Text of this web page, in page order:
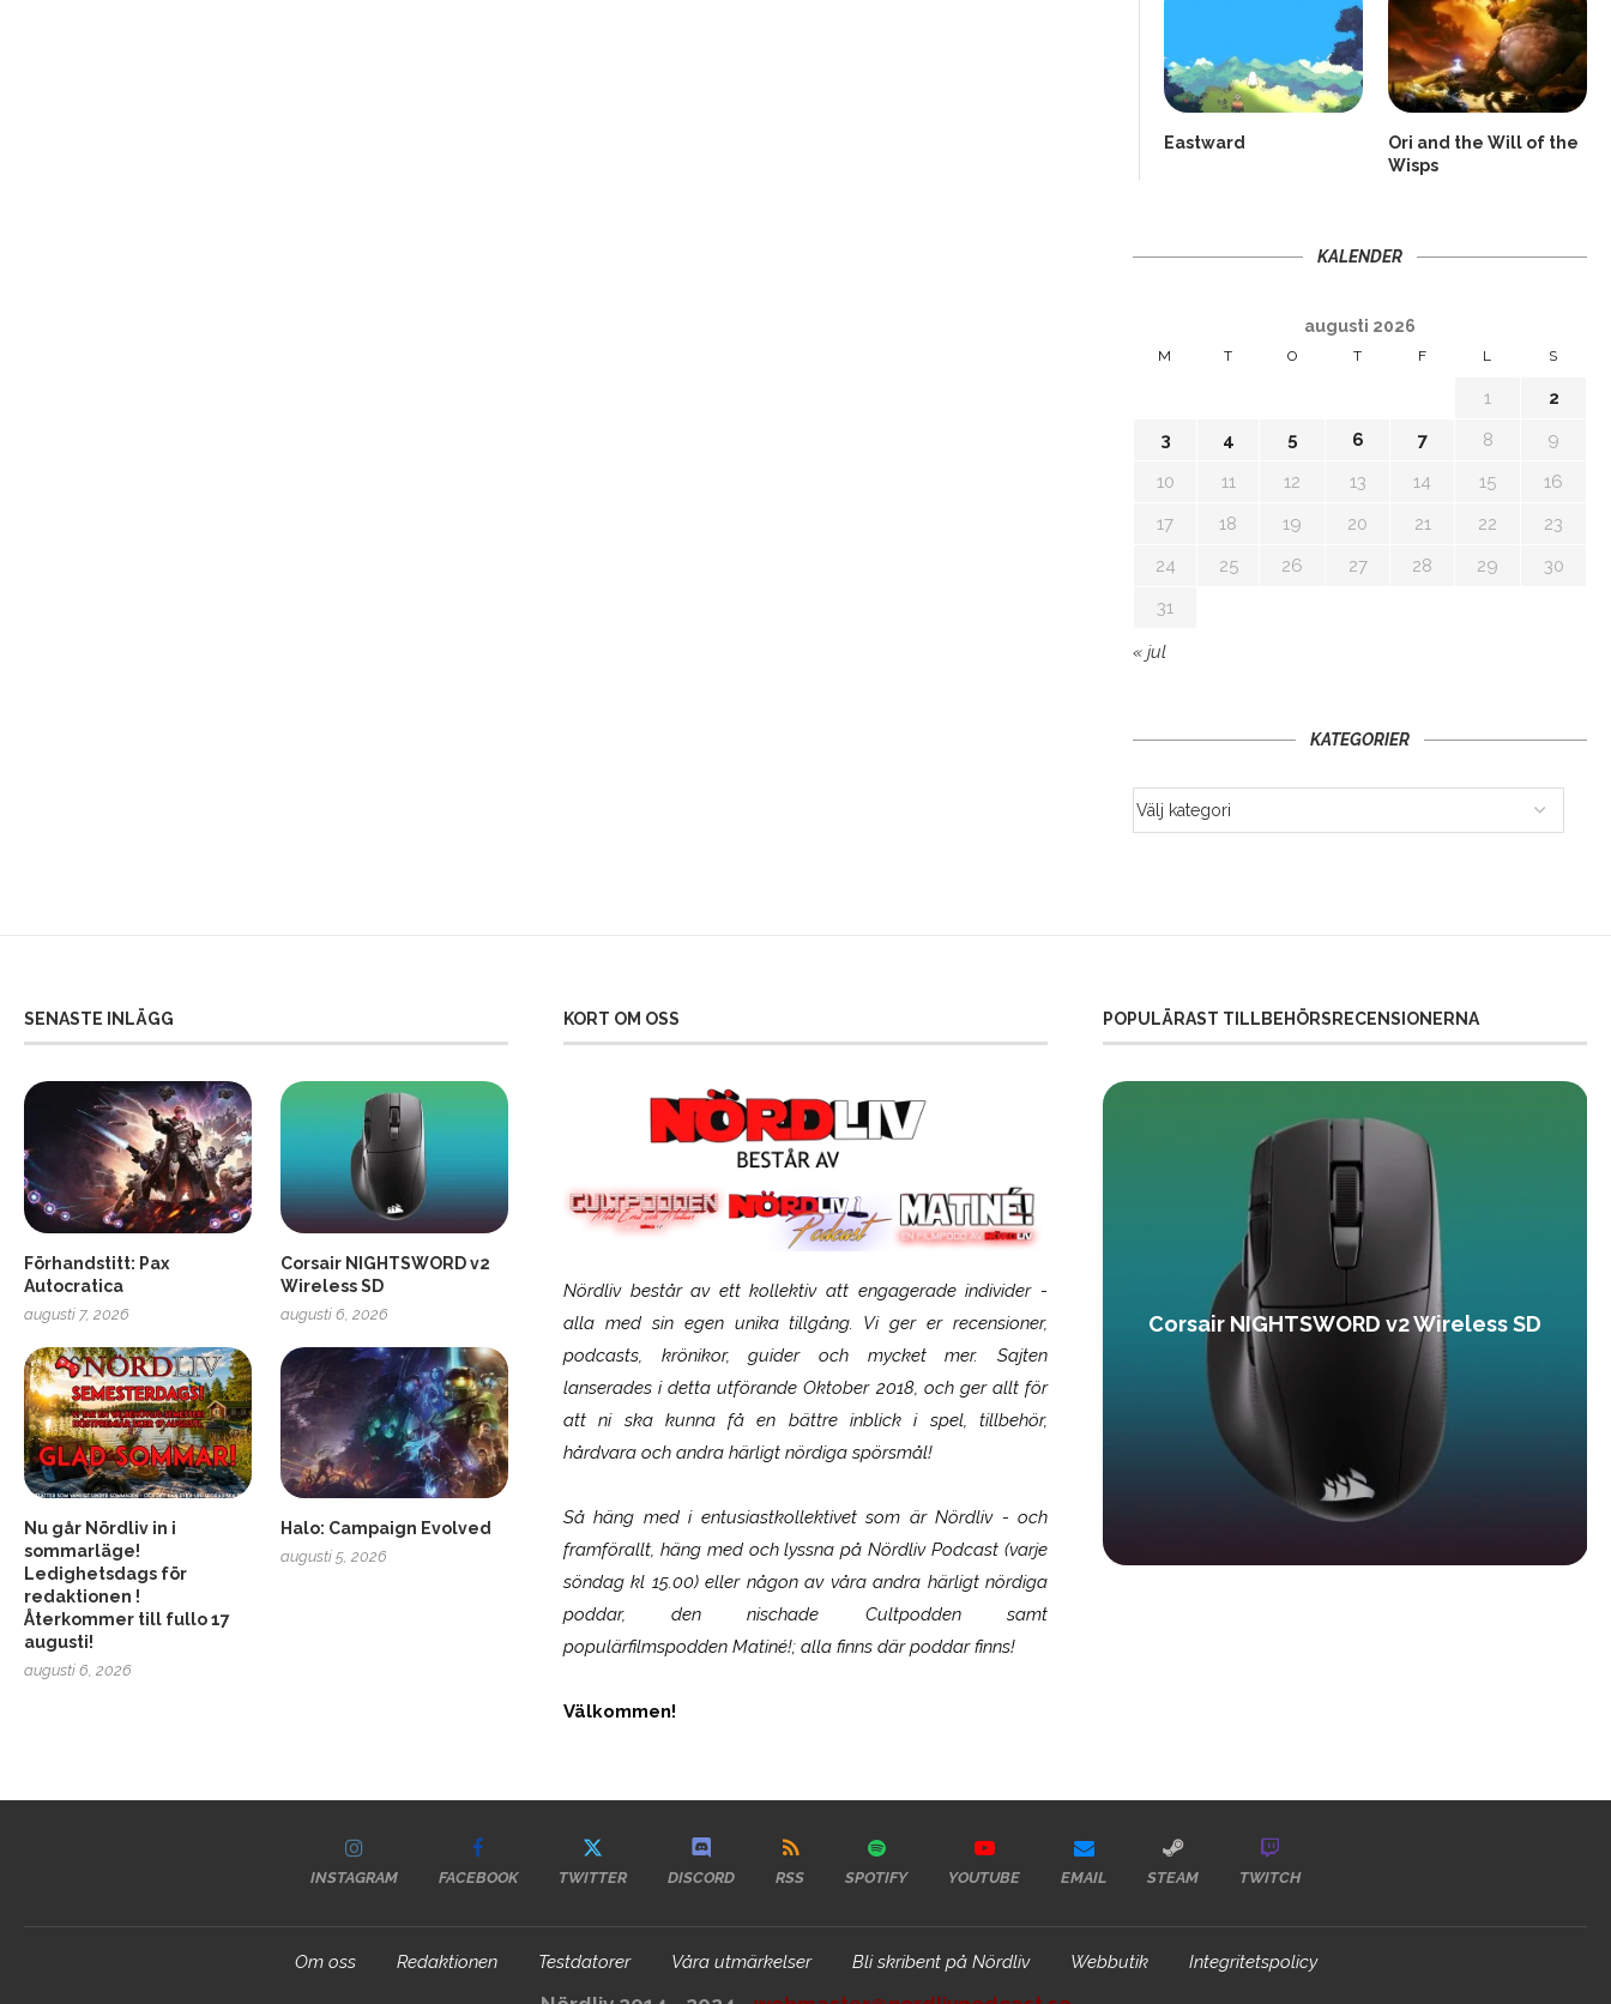
Eastward
Ori and the Will of the
Wisps
KALENDER
augusti 2026
M T O T F L S
1
2
3
4 5 6 7 8
9
10
11 12 13 14 15
16
17
18 19 20 21 22
23
24
25 26 27 28 29
30
31
« jul
KATEGORIER
SENASTE INLÄGG
Förhandstitt: Pax
Autocratica
augusti 7, 2026
Corsair NIGHTSWORD v2
Wireless SD
augusti 6, 2026
Nu går Nördliv in i
sommarläge!
Ledighetsdags för
redaktionen !
Återkommer till fullo 17
augusti!
augusti 6, 2026
Halo: Campaign Evolved
augusti 5, 2026
KORT OM OSS
Nördliv består av ett kollektiv att engagerade individer -
alla med sin egen unika tillgång. Vi ger er recensioner,
podcasts, krönikor, guider och mycket mer. Sajten
lanserades i detta utförande Oktober 2018, och ger allt för
att ni ska kunna få en bättre inblick i spel, tillbehör,
hårdvara och andra härligt nördiga spörsmål!
Så häng med i entusiastkollektivet som ärNördliv- och
framförallt, häng med och lyssna på Nördliv Podcast (varje
söndag kl 15.00) eller någon av våra andra härligt nördiga
poddar, den nischade Cultpodden samt
populärfilmspodden Matiné!; alla finns där poddar finns!
Välkommen!
POPULÄRAST TILLBEHÖRSRECENSIONERNA
Soundcore Liberty 5 Pro SCUF Gaming Omega Corsair NIGHTSWORD v2 Wireless SD
INSTAGRAM FACEBOOK TWITTER DISCORD RSS SPOTIFY YOUTUBE EMAIL STEAM TWITCH
Om oss Redaktionen Testdatorer Våra utmärkelser Bli skribent på Nördliv Webbutik Integritetspolicy